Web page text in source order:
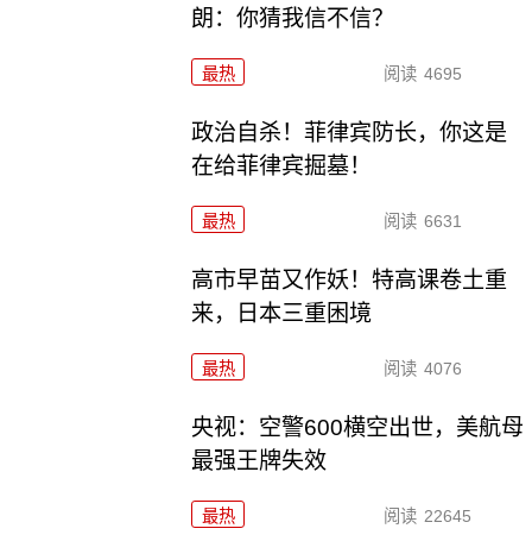
朗：你猜我信不信？
最热 阅读 4695
政治自杀！菲律宾防长，你这是
在给菲律宾掘墓！
最热 阅读 6631
高市早苗又作妖！特高课卷土重
来，日本三重困境
最热 阅读 4076
央视：空警600横空出世，美航母
最强王牌失效
最热 阅读 22645